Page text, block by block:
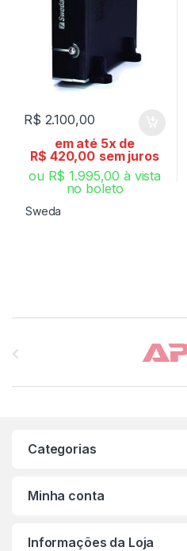
R$ 2.100,00
em até 5x de
R$ 420,00 sem juros
ou R$ 1.995,00 à vista
no boleto
Sweda
Categorias
Minha conta
Informações da Loja